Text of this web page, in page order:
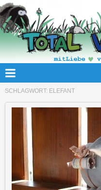
SCHLAGWORT: ELEFANT